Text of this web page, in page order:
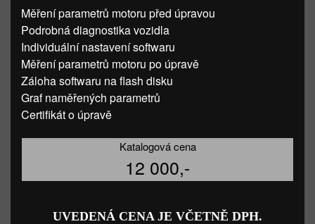
Měření parametrů motoru před úpravou
Podrobná diagnostika vozidla
Individuální nastavení softwaru
Měření parametrů motoru po úpravě
Záloha softwaru na flash disku
Graf naměřených parametrů
Certifikát o úpravě
Katalogová cena
12 000,-
UVEDENÁ CENA JE VČETNĚ DPH.